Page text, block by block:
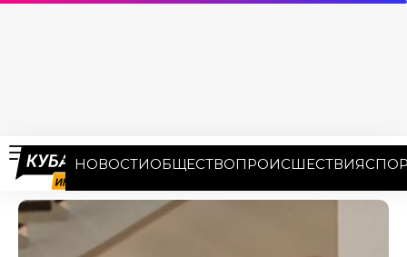
НОВОСТИОБЩЕСТВОПРОИСШЕСТВИЯ